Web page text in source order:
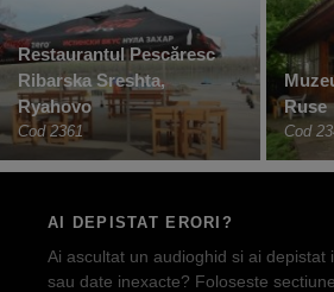
Restaurantul Pescăresc
Ribarska Sreshta,
Ryahovo
Cod 2361
Ruse
Cod
AI DEPISTAT ERORI?
Ai ascultat un audioghid si ai depistat
sau date inexacte? Foloseste